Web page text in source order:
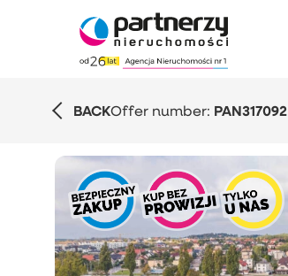
BACKOffer number: PAN317092